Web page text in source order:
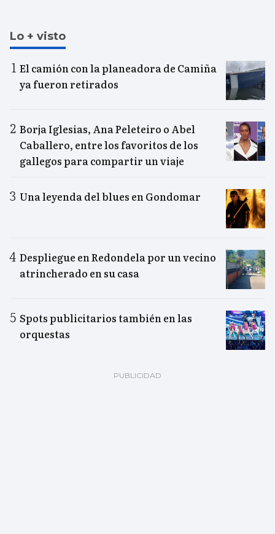
Lo + visto
El camión con la planeadora de Camiña
ya fueron retirados
Borja Iglesias, Ana Peleteiro o Abel
Caballero, entre los favoritos de los
gallegos para compartir un viaje
Una leyenda del blues en Gondomar
Despliegue en Redondela por un vecino
atrincherado en su casa
Spots publicitarios también en las
orquestas